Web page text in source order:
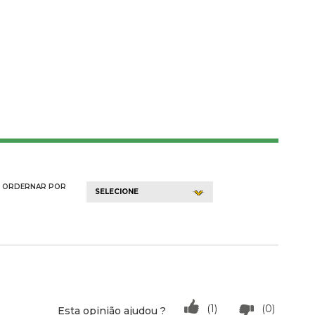
ORDERNAR POR
SELECIONE
(0)
(1)
Esta opinião ajudou ?